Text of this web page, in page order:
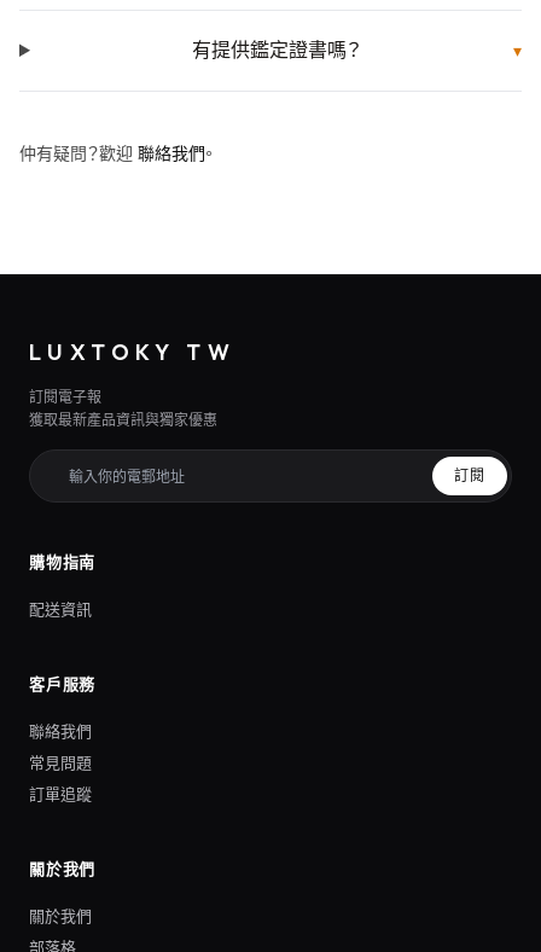
有提供鑑定證書嗎？ ▾
仲有疑問？歡迎 聯絡我們。
LUXTOKY TW
訂閱電子報
獲取最新產品資訊與獨家優惠
訂閱
購物指南
配送資訊
客戶服務
聯絡我們
常見問題
訂單追蹤
關於我們
關於我們
部落格